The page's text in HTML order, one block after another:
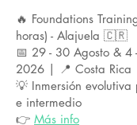
🔥 Foundations
horas) - Alajuela 🇨🇷
📅 29 - 30 Agosto & 4
2026 | 📍 Costa Rica
💡 Inmersión
e intermedio
​👉 Más info